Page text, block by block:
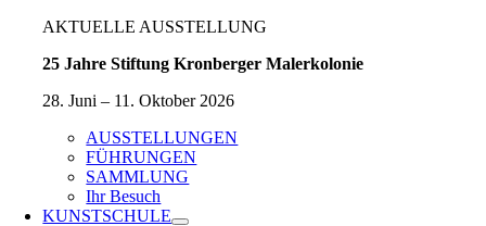
AKTUELLE AUSSTELLUNG
25 Jahre Stiftung Kronberger Malerkolonie
28. Juni – 11. Oktober 2026
AUSSTELLUNGEN
FÜHRUNGEN
SAMMLUNG
Ihr Besuch
KUNSTSCHULE